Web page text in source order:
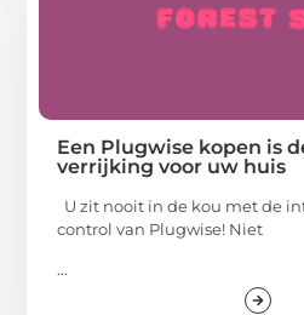
Een Plugwise kopen is
verrijking voor uw huis
U zit nooit in de kou met de
control van Plugwise! Niet
...